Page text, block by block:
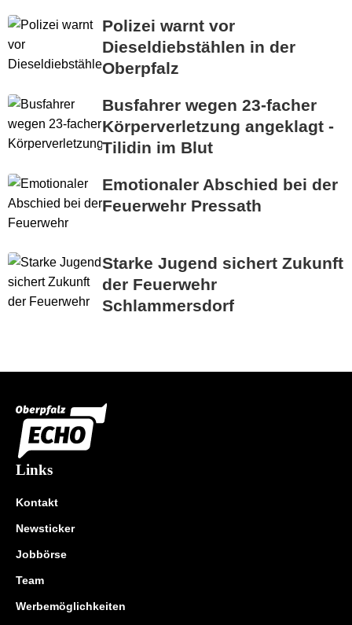
Polizei warnt vor
Dieseldiebstählen in der
Oberpfalz
Busfahrer wegen 23-facher
Körperverletzung angeklagt -
Tilidin im Blut
Emotionaler Abschied bei der
Feuerwehr Pressath
Starke Jugend sichert Zukunft
der Feuerwehr
Schlammersdorf
Links
Kontakt
Newsticker
Jobbörse
Team
Werbemöglichkeiten